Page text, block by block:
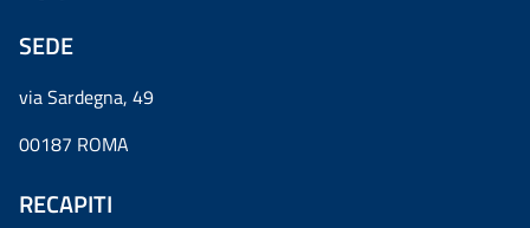
SEDE
via Sardegna, 49
00187 ROMA
RECAPITI